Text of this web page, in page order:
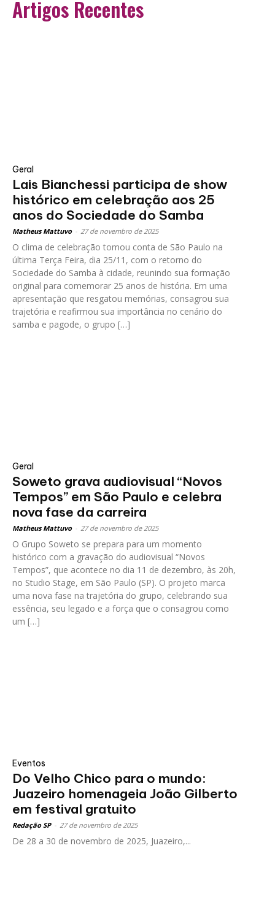
Artigos Recentes
Geral
Lais Bianchessi participa de show
histórico em celebração aos 25
anos do Sociedade do Samba
Matheus Mattuvo 27 de novembro de 2025
O clima de celebração tomou conta de São Paulo na
última Terça Feira, dia 25/11, com o retorno do
Sociedade do Samba à cidade, reunindo sua formação
original para comemorar 25 anos de história. Em uma
apresentação que resgatou memórias, consagrou sua
trajetória e reafirmou sua importância no cenário do
samba e pagode, o grupo […]
Geral
Soweto grava audiovisual “Novos
Tempos” em São Paulo e celebra
nova fase da carreira
Matheus Mattuvo 27 de novembro de 2025
O Grupo Soweto se prepara para um momento
histórico com a gravação do audiovisual “Novos
Tempos”, que acontece no dia 11 de dezembro, às 20h,
no Studio Stage, em São Paulo (SP). O projeto marca
uma nova fase na trajetória do grupo, celebrando sua
essência, seu legado e a força que o consagrou como
um […]
Eventos
Do Velho Chico para o mundo:
Juazeiro homenageia João Gilberto
em festival gratuito
Redação SP 27 de novembro de 2025
De 28 a 30 de novembro de 2025, Juazeiro,...